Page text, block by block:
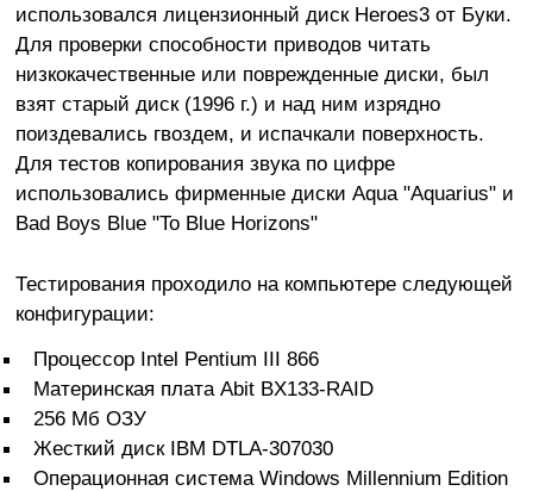
использовался лицензионный диск Heroes3 от Буки.
Для проверки способности приводов читать
низкокачественные или поврежденные диски, был
взят старый диск (1996 г.) и над ним изрядно
поиздевались гвоздем, и испачкали поверхность.
Для тестов копирования звука по цифре
использовались фирменные диски Aqua "Aquarius" и
Bad Boys Blue "To Blue Horizons"
Тестирования проходило на компьютере следующей
конфигурации:
Процессор Intel Pentium III 866
Материнская плата Abit BX133-RAID
256 Мб ОЗУ
Жесткий диск IBM DTLA-307030
Операционная система Windows Millennium Edition